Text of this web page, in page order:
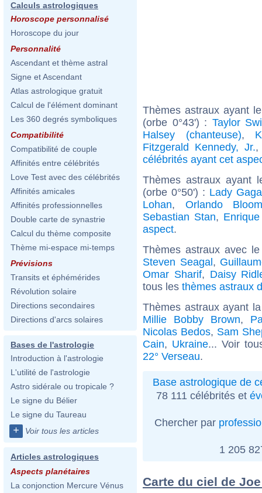
Calculs astrologiques
Horoscope personnalisé
Horoscope du jour
Personnalité
Ascendant et thème astral
Signe et Ascendant
Atlas astrologique gratuit
Calcul de l'élément dominant
Les 360 degrés symboliques
Compatibilité
Compatibilité de couple
Affinités entre célébrités
Love Test avec des célébrités
Affinités amicales
Affinités professionnelles
Double carte de synastrie
Calcul du thème composite
Thème mi-espace mi-temps
Prévisions
Transits et éphémérides
Révolution solaire
Directions secondaires
Directions d'arcs solaires
Bases de l'astrologie
Introduction à l'astrologie
L'utilité de l'astrologie
Astro sidérale ou tropicale ?
Le signe du Bélier
Le signe du Taureau
+ Voir tous les articles
Articles astrologiques
Aspects planétaires
La conjonction Mercure Vénus
Thèmes astraux ayant
(orbe 0°43') : Taylor
Halsey (chanteuse),
Fitzgerald Kennedy, Jr.
célébrités ayant cet
Thèmes astraux ayant
(orbe 0°50') : Lady Gaga
Lohan, Orlando Bloom
Sebastian Stan,
aspect.
Thèmes astraux avec
Steven Seagal,
Omar Sharif, Daisy
tous les thèmes astraux
Thèmes astraux ayant
Millie Bobby Brown,
Nicolas Bedos, Sam
Cain, Ukraine... Voir
22° Verseau.
Base astrologique de
78 111 célébrités et
Chercher par
1 205
Carte du ciel de